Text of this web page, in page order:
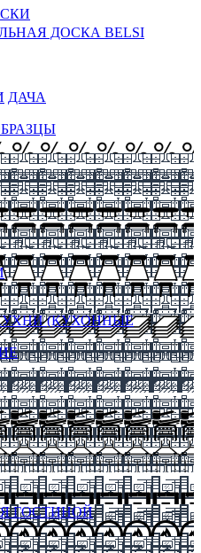
ДОСКА BELSI
ДАЧА
(КУХОННЫЕ
ГОСТИНОЙ